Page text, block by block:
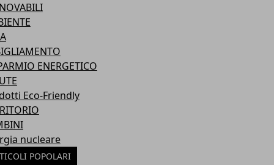
ENERGETICO
Eco-Friendly
nucleare
POPOLARI